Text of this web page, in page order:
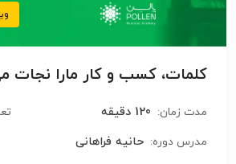
کلمات، کسب و کار مارا نجات
مدت زمان: 120 دقیقه
مدرس دوره: حانیه فراهانی